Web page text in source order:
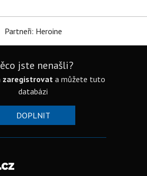
Partneři: Heroine
jste nenašli?
zaregistrovat a můžete tuto
databázi
DOPLNIT